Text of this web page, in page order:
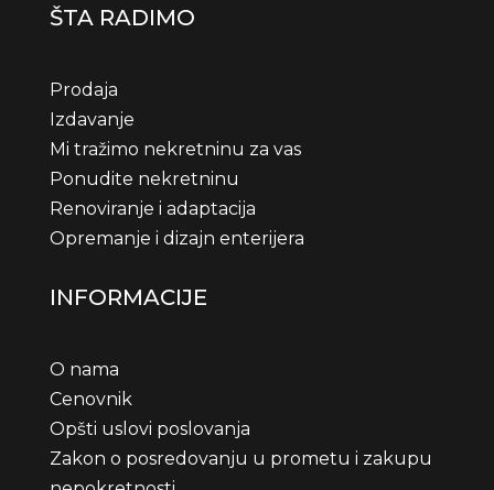
ŠTA RADIMO
Prodaja
Izdavanje
Mi tražimo nekretninu za vas
Ponudite nekretninu
Renoviranje i adaptacija
Opremanje i dizajn enterijera
INFORMACIJE
O nama
Cenovnik
Opšti uslovi poslovanja
Zakon o posredovanju u prometu i zakupu